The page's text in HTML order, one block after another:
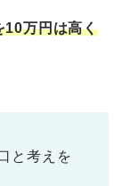
10万円は高く
と考えを